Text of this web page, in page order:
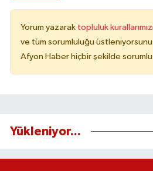
Yorum yazarak topluluk
ve tüm sorumluluğu
Afyon Haber hiçbir şekilde
Yükleniyor...